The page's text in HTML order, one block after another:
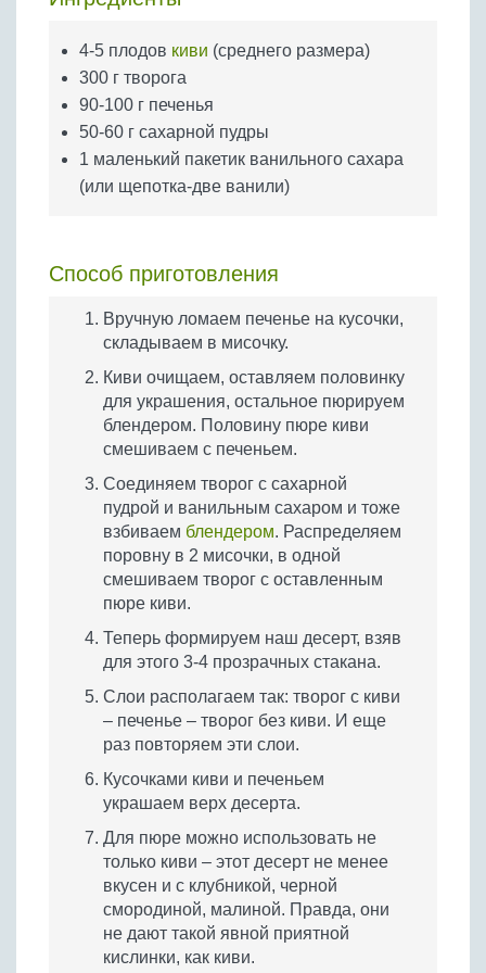
Бобовые
Яйца
Крупы
4-5 плодов киви (среднего размера)
300 г творога
90-100 г печенья
50-60 г сахарной пудры
1 маленький пакетик ванильного сахара
(или щепотка-две ванили)
Способ приготовления
Вручную ломаем печенье на кусочки,
складываем в мисочку.
Киви очищаем, оставляем половинку
для украшения, остальное пюрируем
блендером. Половину пюре киви
смешиваем с печеньем.
Соединяем творог с сахарной
пудрой и ванильным сахаром и тоже
взбиваем блендером. Распределяем
поровну в 2 мисочки, в одной
смешиваем творог с оставленным
пюре киви.
Теперь формируем наш десерт, взяв
для этого 3-4 прозрачных стакана.
Слои располагаем так: творог с киви
– печенье – творог без киви. И еще
раз повторяем эти слои.
Кусочками киви и печеньем
украшаем верх десерта.
Для пюре можно использовать не
только киви – этот десерт не менее
вкусен и с клубникой, черной
смородиной, малиной. Правда, они
не дают такой явной приятной
кислинки, как киви.